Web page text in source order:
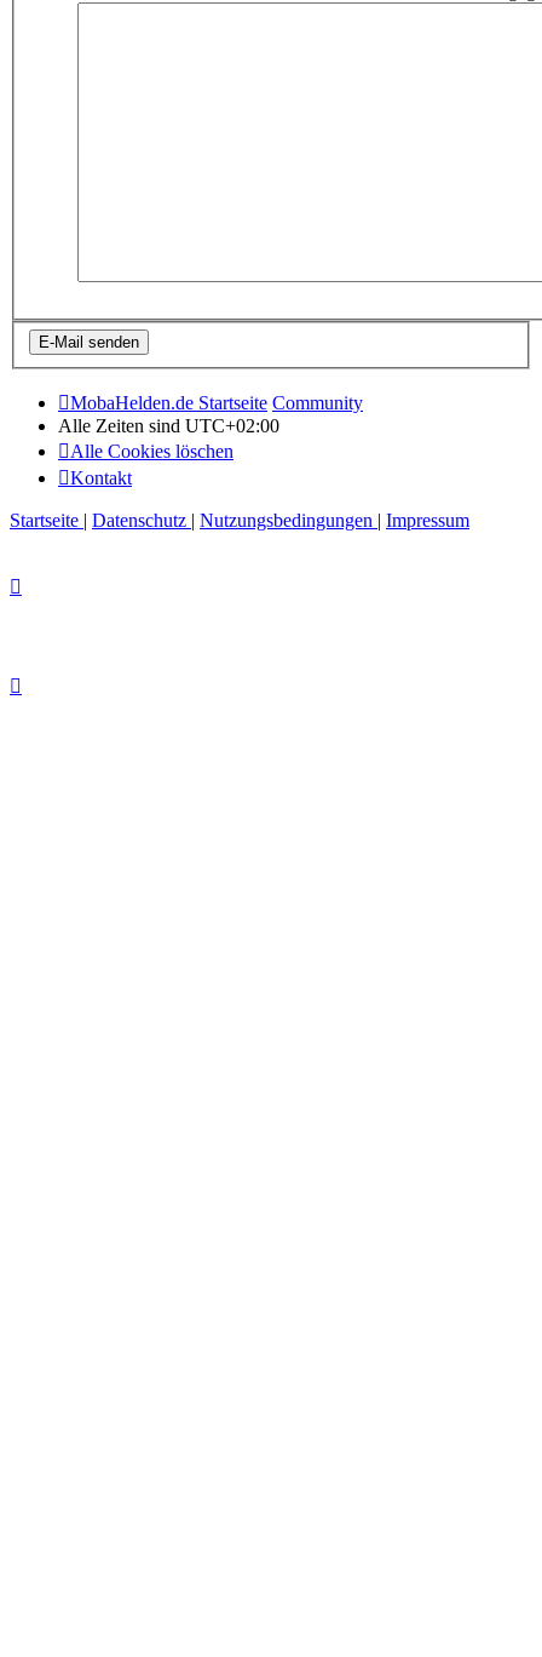
MobaHelden.de Startseite Community
Alle Zeiten sind UTC+02:00
Alle Cookies löschen
Kontakt
Startseite Datenschutz Nutzungsbedingungen Impressum